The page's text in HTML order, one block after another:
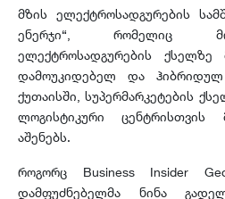
მზის ელექტროსადგურების
ენერჯი“, რომელიც
ელექტროსადგურების ქსელზე
დამოუკიდებელ და ჰიბრიდულ
ქუთაისში, სუპერმარკეტების
ლოგისტიკური ცენტრისთვის
აშენებს.
როგორც Business Insider
დამფუძნებელმა ნინა